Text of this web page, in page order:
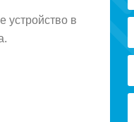
устройство в